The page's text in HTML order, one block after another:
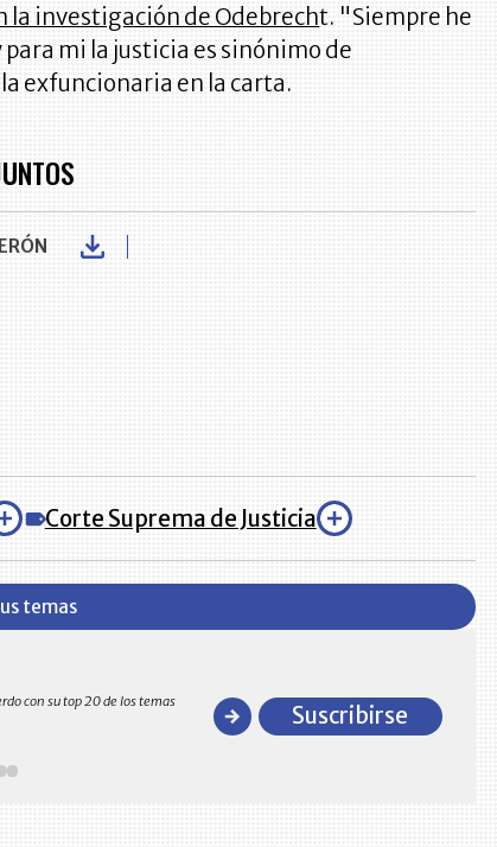
la investigación de Odebrecht. "Siempre he
mi la justicia es sinónimo de
exfuncionaria en la carta.
Corte Suprema de Justicia
temas
con su top 20 de los temas
comportamiento general y detallado de las 10.000
en ventas en ColombiaSuscribirse